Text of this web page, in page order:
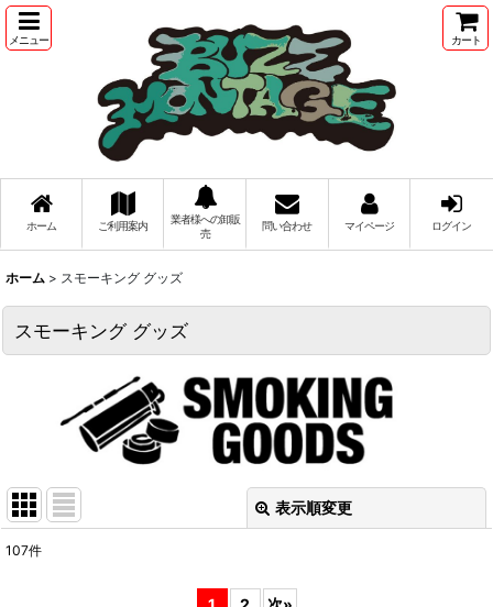
メニュー カート
ホーム ご利用案内
業者様への卸販
売
問い合わせ マイページ ログイン
ホーム > スモーキング グッズ
スモーキング グッズ
表示順変更
107件